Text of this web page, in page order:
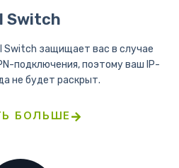
Switch
Switch защищает вас в случае
подключения, поэтому ваш IP-
не будет раскрыт.
БОЛЬШЕ